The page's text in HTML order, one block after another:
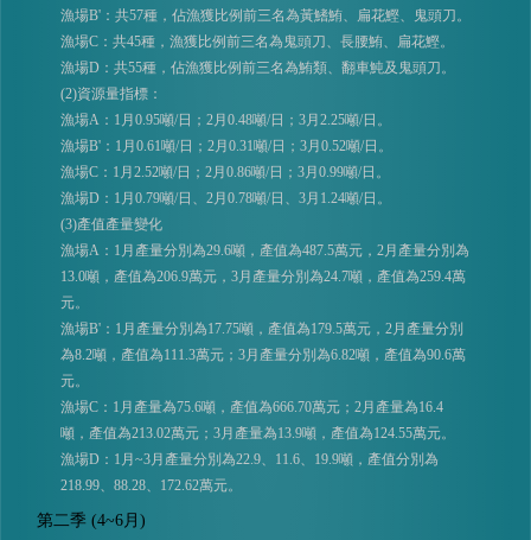
漁場B'：共57種，佔漁獲比例前三名為黃鰭鮪、扁花鰹、鬼頭刀。
漁場C：共45種，漁獲比例前三名為鬼頭刀、長腰鮪、扁花鰹。
漁場D：共55種，佔漁獲比例前三名為鮪類、翻車魨及鬼頭刀。
(2)資源量指標：
漁場A：1月0.95噸/日；2月0.48噸/日；3月2.25噸/日。
漁場B'：1月0.61噸/日；2月0.31噸/日；3月0.52噸/日。
漁場C：1月2.52噸/日；2月0.86噸/日；3月0.99噸/日。
漁場D：1月0.79噸/日、2月0.78噸/日、3月1.24噸/日。
(3)產值產量變化
漁場A：1月產量分別為29.6噸，產值為487.5萬元，2月產量分別為
13.0噸，產值為206.9萬元，3月產量分別為24.7噸，產值為259.4萬
元。
漁場B'：1月產量分別為17.75噸，產值為179.5萬元，2月產量分別
為8.2噸，產值為111.3萬元；3月產量分別為6.82噸，產值為90.6萬
元。
漁場C：1月產量為75.6噸，產值為666.70萬元；2月產量為16.4
噸，產值為213.02萬元；3月產量為13.9噸，產值為124.55萬元。
漁場D：1月~3月產量分別為22.9、11.6、19.9噸，產值分別為
218.99、88.28、172.62萬元。
第二季 (4~6月)